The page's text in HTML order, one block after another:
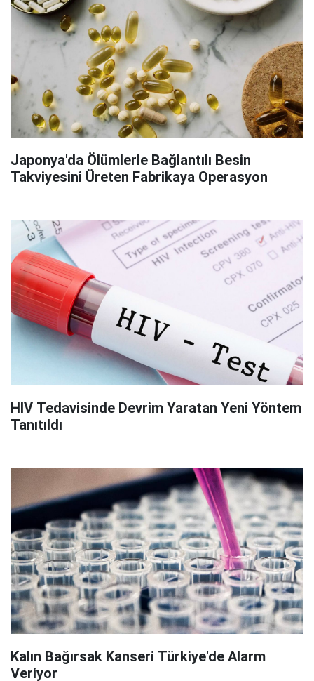
Japonya'da Ölümlerle Bağlantılı Besin
Takviyesini Üreten Fabrikaya Operasyon
HIV Tedavisinde Devrim Yaratan Yeni Yöntem
Tanıtıldı
Kalın Bağırsak Kanseri Türkiye'de Alarm
Veriyor